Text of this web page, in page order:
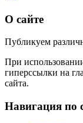
О сайте
Публикуем
При
гиперссылки на
сайта.
Навигация по